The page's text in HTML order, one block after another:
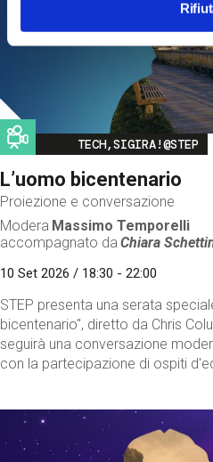
Image
TECH,SIGIRA!@STEP
L’uomo bicentenario
Proiezione e conversazione
Modera Massimo Temporelli
accompagnato da Chiara
10 Set 2026 / 18:30 - 22:00
STEP presenta una serata
bicentenario", diretto da Chris
seguirà una conversazione
con la partecipazione di ospiti